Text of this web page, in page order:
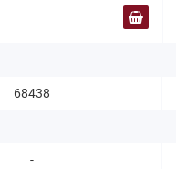
68438
-